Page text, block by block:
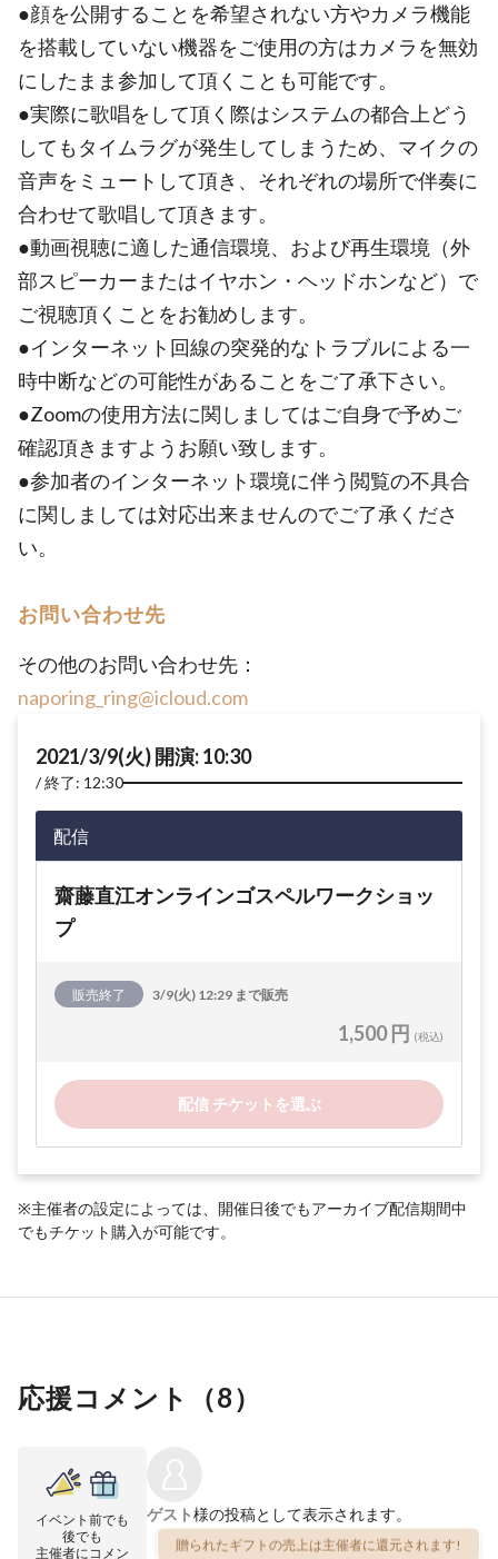
●顔を公開することを希望されない方やカメラ機能
を搭載していない機器をご使用の方はカメラを無効
にしたまま参加して頂くことも可能です。
●実際に歌唱をして頂く際はシステムの都合上どう
してもタイムラグが発生してしまうため、マイクの
音声をミュートして頂き、それぞれの場所で伴奏に
合わせて歌唱して頂きます。
●動画視聴に適した通信環境、および再生環境（外
部スピーカーまたはイヤホン・ヘッドホンなど）で
ご視聴頂くことをお勧めします。
●インターネット回線の突発的なトラブルによる一
時中断などの可能性があることをご了承下さい。
●Zoomの使用方法に関しましてはご自身で予めご
確認頂きますようお願い致します。
●参加者のインターネット環境に伴う閲覧の不具合
に関しましては対応出来ませんのでご了承くださ
い。
お問い合わせ先
その他のお問い合わせ先：
naporing_ring@icloud.com
2021/3/9(火) 開演: 10:30
終了: 12:30
配信
齋藤直江オンラインゴスペルワークショッ
プ
販売終了 3/9(火) 12:29 まで販売
1,500 円 (税込)
配信 チケットを選ぶ
※主催者の設定によっては、開催日後でもアーカイブ配信期間中
でもチケット購入が可能です。
応援コメント（8）
イベント前でも
後でも
主催者にコメン
ゲスト様の投稿として表示されます。
贈られたギフトの売上は主催者に還元されます!